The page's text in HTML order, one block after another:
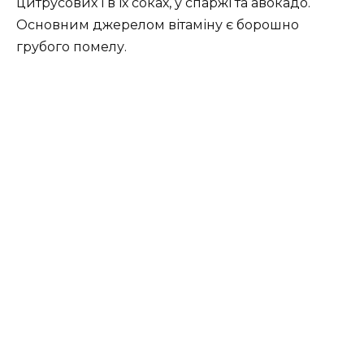
Основним джерелом вітаміну є борошно
грубого помелу.